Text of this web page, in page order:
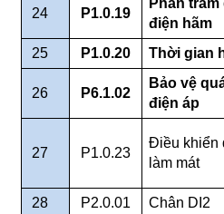
24 P1.0.19
điện hãm
25 P1.0.20 Thời gian
26 P6.1.02
Bảo vệ
điện áp
27 P1.0.23
Điều khiển
làm mát
28
P2.0.01 Chân DI2